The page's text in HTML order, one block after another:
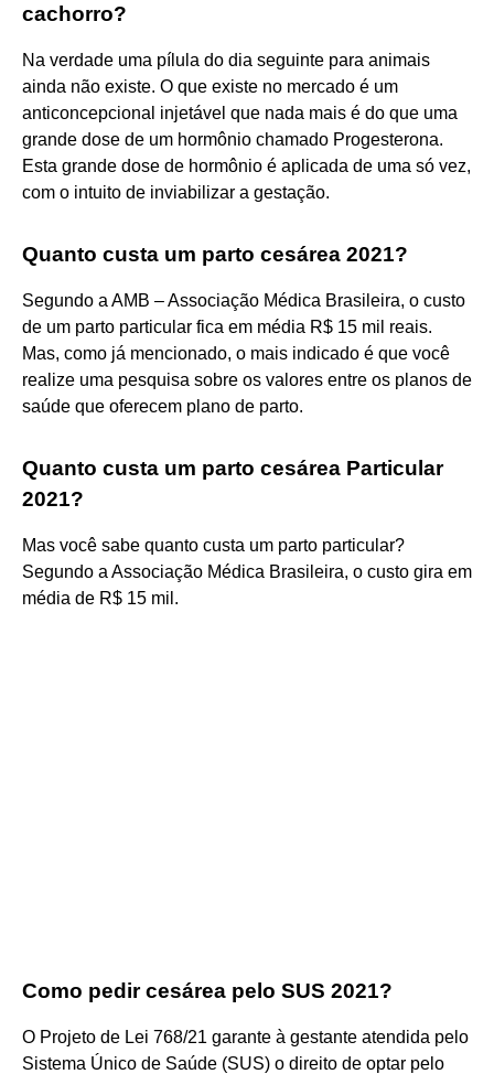
cachorro?
Na verdade uma pílula do dia seguinte para animais
ainda não existe. O que existe no mercado é um
anticoncepcional injetável que nada mais é do que uma
grande dose de um hormônio chamado Progesterona.
Esta grande dose de hormônio é aplicada de uma só vez,
com o intuito de inviabilizar a gestação.
Quanto custa um parto cesárea 2021?
Segundo a AMB – Associação Médica Brasileira, o custo
de um parto particular fica em média R$ 15 mil reais.
Mas, como já mencionado, o mais indicado é que você
realize uma pesquisa sobre os valores entre os planos de
saúde que oferecem plano de parto.
Quanto custa um parto cesárea Particular
2021?
Mas você sabe quanto custa um parto particular?
Segundo a Associação Médica Brasileira, o custo gira em
média de R$ 15 mil.
Como pedir cesárea pelo SUS 2021?
O Projeto de Lei 768/21 garante à gestante atendida pelo
Sistema Único de Saúde (SUS) o direito de optar pelo